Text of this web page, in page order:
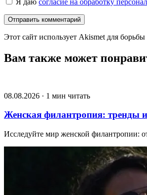
Этот сайт использует Akismet для
Вам также может
08.08.2026 · 1 мин читать
Женская филантропия: тренды и
Исследуйте мир женской филантропии: